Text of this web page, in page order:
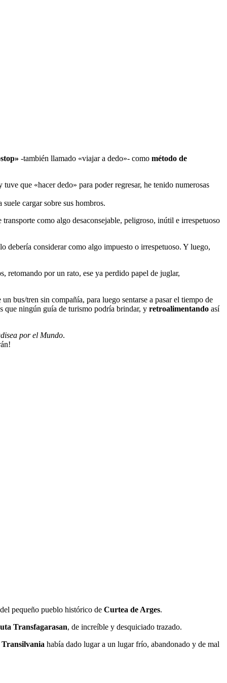
-también llamado «viajar a dedo»- como método de
tuve que «hacer dedo» para poder regresar, he tenido numerosas
suele cargar sobre sus hombros.
como algo desaconsejable, peligroso, inútil e irrespetuoso
debería considerar como algo impuesto o irrespetuoso. Y luego,
retomando por un rato, ese ya perdido papel de juglar,
bus/tren sin compañía, para luego sentarse a pasar el tiempo de
que ningún guía de turismo podría brindar, y retroalimentando así
por el Mundo.
pequeño pueblo histórico de Curtea de Arges.
Transfagarasan, de increíble y desquiciado trazado.
Transilvania había dado lugar a un lugar frío, abandonado y de mal